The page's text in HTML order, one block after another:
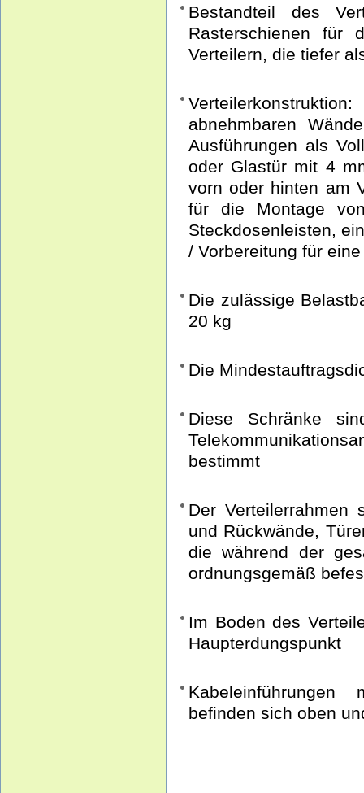
Bestandteil des
Rasterschienen für
Verteilern, die tiefer
abnehmbaren
Ausführungen als
oder Glastür mit 4
vorn oder hinten am
für die Montage
Steckdosenleisten,
/ Vorbereitung für
Die zulässige
20 kg
Die
Diese Schränke
bestimmt
Der Verteilerrahmen
und Rückwände,
die während der
ordnungsgemäß
Im Boden des
Haupterdungspunkt
Kabeleinführungen
befinden sich oben